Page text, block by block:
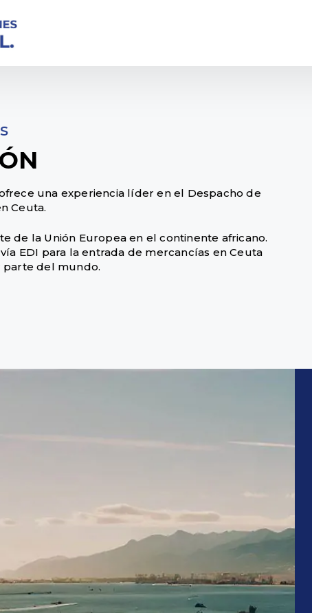
una experiencia líder en el Despacho de
Ceuta.
de la Unión Europea en el continente africano.
EDI para la entrada de mercancías en Ceuta
del mundo.